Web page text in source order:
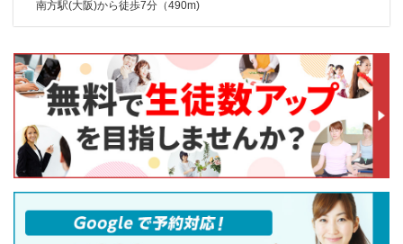
南方駅(大阪)から徒歩7分（490m)